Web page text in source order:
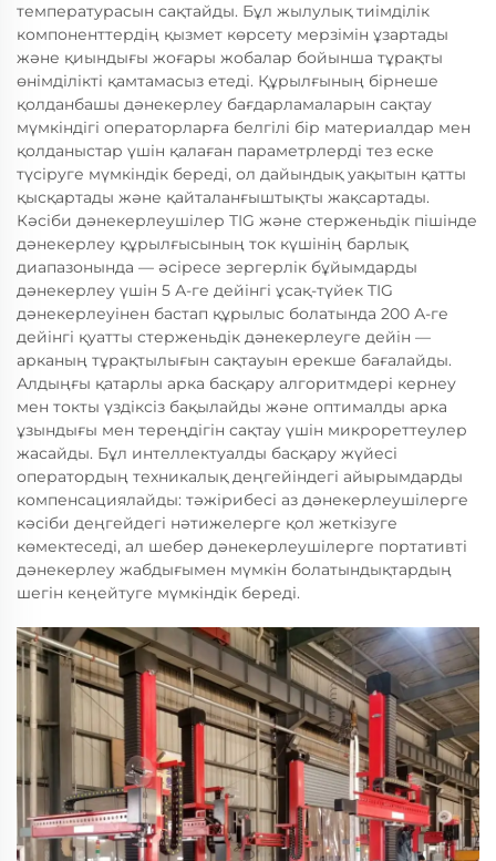
температурасын сақтайды. Бұл жылулық тиімділік
компоненттердің қызмет көрсету мерзімін ұзартады
және қиындығы жоғары жобалар бойынша тұрақты
өнімділікті қамтамасыз етеді. Құрылғының бірнеше
қолданбашы дәнекерлеу бағдарламаларын сақтау
мүмкіндігі операторларға белгілі бір материалдар мен
қолданыстар үшін қалаған параметрлерді тез еске
түсіруге мүмкіндік береді, ол дайындық уақытын қатты
қысқартады және қайталанғыштықты жақсартады.
Кәсіби дәнекерлеушілер TIG және стерженьдік пішінде
дәнекерлеу құрылғысының ток күшінің барлық
диапазонында — әсіресе зергерлік бұйымдарды
дәнекерлеу үшін 5 А-ге дейінгі ұсақ-түйек TIG
дәнекерлеуінен бастап құрылыс болатында 200 А-ге
дейінгі қуатты стерженьдік дәнекерлеуге дейін —
арканың тұрақтылығын сақтауын ерекше бағалайды.
Алдыңғы қатарлы арка басқару алгоритмдері кернеу
мен токты үздіксіз бақылайды және оптималды арка
ұзындығы мен тереңдігін сақтау үшін микрореттеулер
жасайды. Бұл интеллектуалды басқару жүйесі
оператордың техникалық деңгейіндегі айырымдарды
компенсациялайды: тәжірибесі аз дәнекерлеушілерге
кәсіби деңгейдегі нәтижелерге қол жеткізуге
көмектеседі, ал шебер дәнекерлеушілерге портативті
дәнекерлеу жабдығымен мүмкін болатындықтардың
шегін кеңейтуге мүмкіндік береді.